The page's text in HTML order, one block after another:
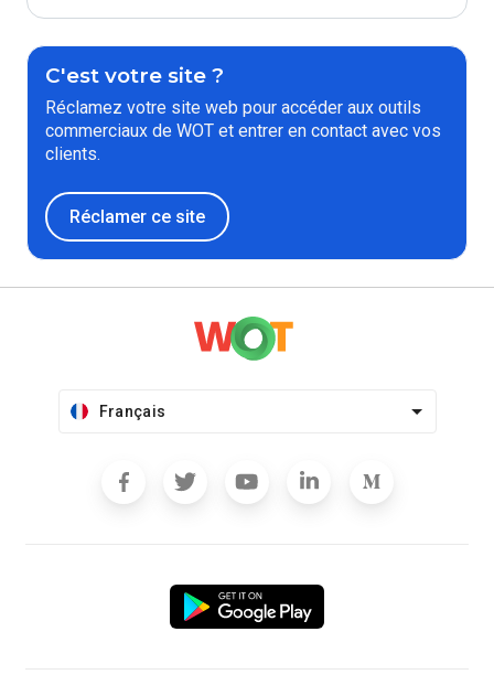
C'est votre site ?
Réclamez votre site web pour accéder aux outils
commerciaux de WOT et entrer en contact avec vos
clients.
Réclamer ce site
Français